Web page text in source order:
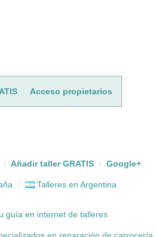
Acceso propietarios
Añadir taller GRATIS Google+
Talleres en Argentina
guía en internet de talleres
en reparación de carrocería